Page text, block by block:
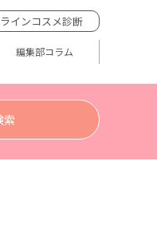
インコスメ診断
編集部コラム